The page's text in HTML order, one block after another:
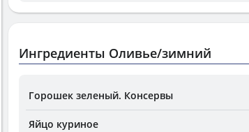
Ингредиенты Оливье/зимний
Горошек зеленый. Консервы
Яйцо куриное